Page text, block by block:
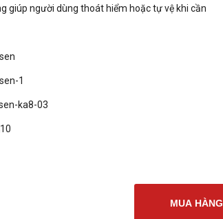
giúp người dùng thoát hiểm hoặc tự vệ khi cần
MUA HÀNG